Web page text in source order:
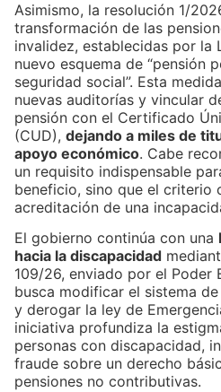
Asimismo, la resolución 1/
transformación de las
invalidez, establecidas por la
nuevo esquema de “pensión
seguridad social”. Esta
nuevas auditorías y vincular
pensión con el Certificado
(CUD), dejando a miles de
apoyo económico. Cabe
un requisito indispensable
beneficio, sino que el criterio
acreditación de una
El gobierno continúa con una
hacia la discapacidad
109/26, enviado por el Poder
busca modificar el sistema
y derogar la ley de
iniciativa profundiza la
personas con discapacidad,
fraude sobre un derecho
pensiones no contributivas.